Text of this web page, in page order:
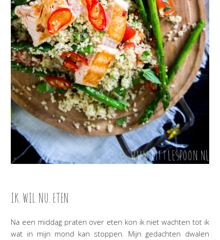
IK. WIL. NU. ETEN
Na een middag praten over eten kon ik niet wachten tot ik
wat in mijn mond kan stoppen. Mijn gedachten dwalen